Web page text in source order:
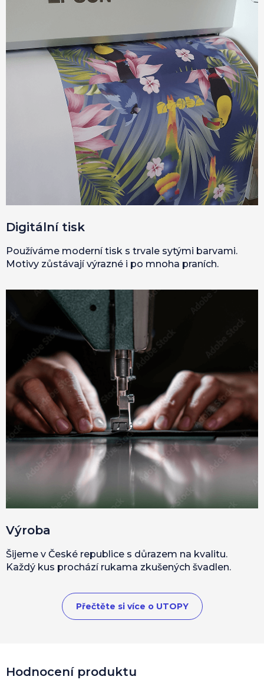
Hodnocení produktu
Digitální tisk
Používáme moderní tisk s trvale sytými barvami.
Motivy zůstávají výrazné i po mnoha praních.
Výroba
Šijeme v České republice s důrazem na kvalitu.
Každý kus prochází rukama zkušených švadlen.
Přečtěte si více o UTOPY